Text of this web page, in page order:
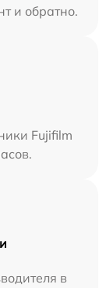
и обратно.
Fujifilm
в